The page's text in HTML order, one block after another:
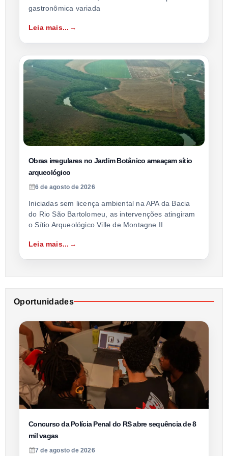
gastronômica variada
Leia mais...
Obras irregulares no Jardim Botânico ameaçam sítio
arqueológico
6 de agosto de 2026
Iniciadas sem licença ambiental na APA da Bacia
do Rio São Bartolomeu, as intervenções atingiram
o Sítio Arqueológico Ville de Montagne II
Leia mais...
Oportunidades
Concurso da Polícia Penal do RS abre sequência de 8
mil vagas
7 de agosto de 2026